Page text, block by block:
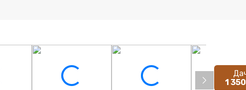
1